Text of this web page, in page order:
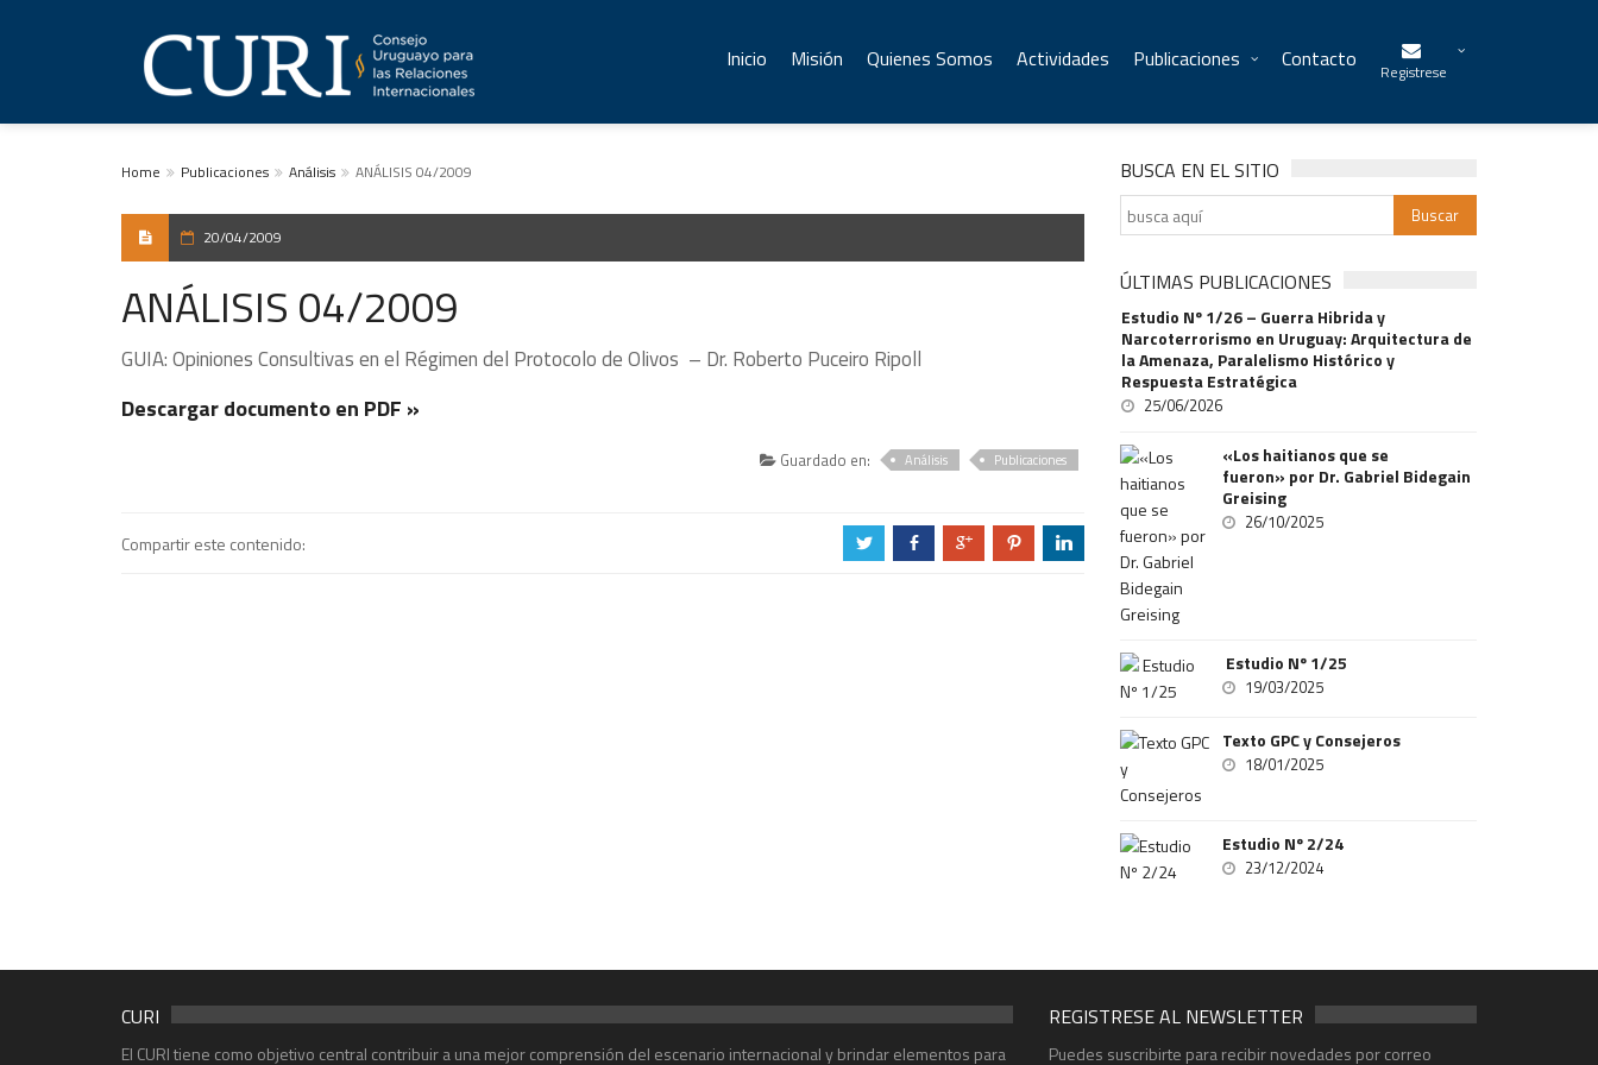
Inicio Misión Quienes Somos Actividades Publicaciones Contacto Registrese
Home Publicaciones Análisis ANÁLISIS 04/2009
20/04/2009
ANÁLISIS 04/2009
GUIA: Opiniones Consultivas en el Régimen del Protocolo de Olivos – Dr. Roberto Puceiro Ripoll
Descargar documento en PDF »
Guardado en: Análisis Publicaciones
Compartir este contenido: a b c d j
BUSCA EN EL SITIO
ÚLTIMAS PUBLICACIONES
Estudio Nº 1/26 – Guerra Hibrida y
Narcoterrorismo en Uruguay: Arquitectura de
la Amenaza, Paralelismo Histórico y
Respuesta Estratégica
25/06/2026
«Los haitianos que se
fueron» por Dr. Gabriel Bidegain
Greising
26/10/2025
Estudio Nº 1/25
19/03/2025
Texto GPC y Consejeros
18/01/2025
Estudio Nº 2/24
23/12/2024
CURI
El CURI tiene como objetivo central contribuir a una mejor comprensión del escenario internacional y brindar elementos para
REGISTRESE AL NEWSLETTER
Puedes suscribirte para recibir novedades por correo